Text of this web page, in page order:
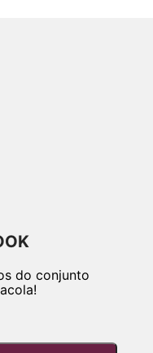
do conjunto